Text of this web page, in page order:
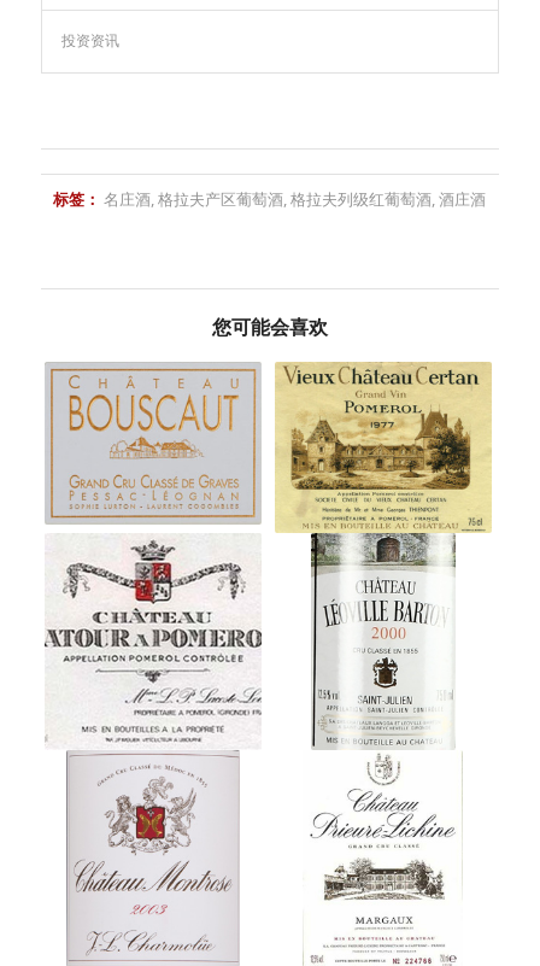
投资资讯
标签： 名庄酒,格拉夫产区葡萄酒,格拉夫列级红葡萄酒,酒庄酒
您可能会喜欢